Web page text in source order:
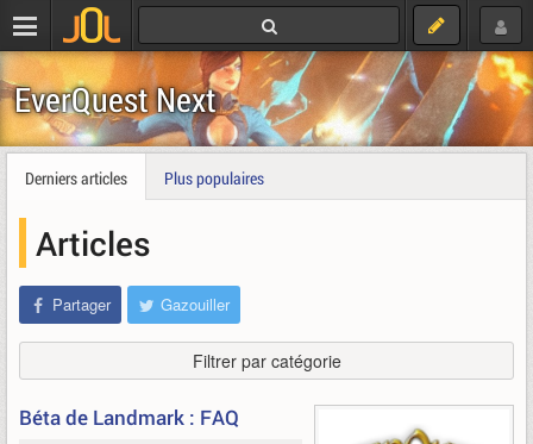
EverQuest Next
Derniers articles Plus populaires
Articles
Partager Gazouiller
Filtrer par catégorie
Béta de Landmark : FAQ